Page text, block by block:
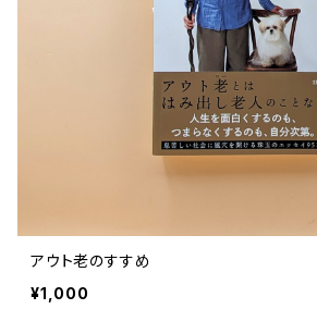
アウト老のすすめ
¥1,000